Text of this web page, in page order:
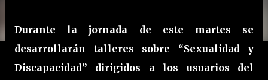
Durante la jornada de este martes se
desarrollarán talleres sobre “Sexualidad y
Discapacidad” dirigidos a los usuarios del